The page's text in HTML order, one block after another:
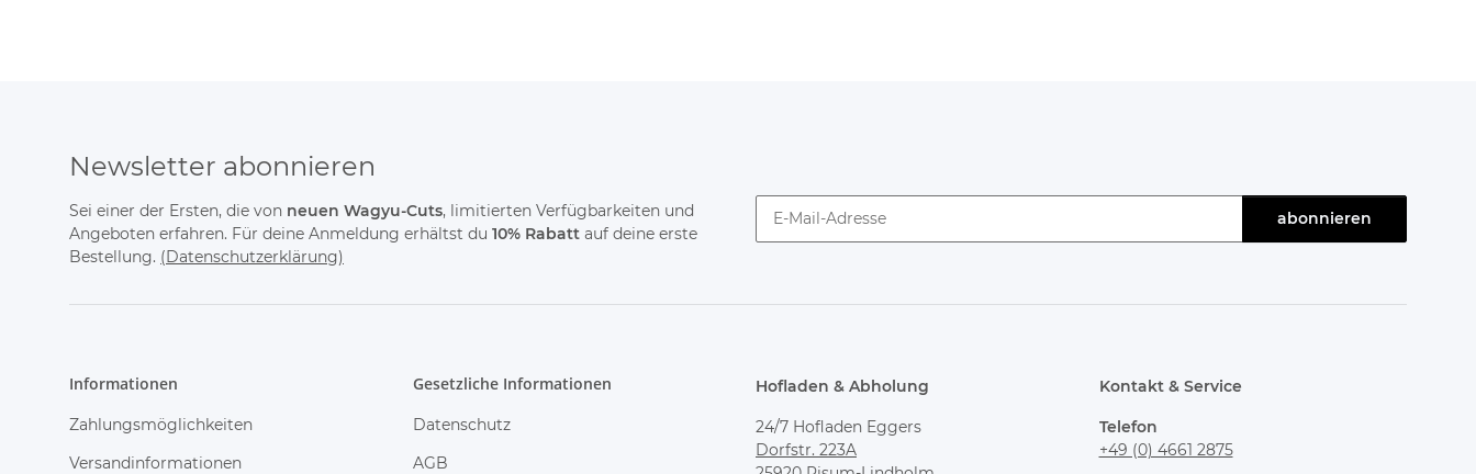
Newsletter abonnieren
Sei einer der Ersten, die von neuen Wagyu-Cuts, limitierten Verfügbarkeiten und
Angeboten erfahren. Für deine Anmeldung erhältst du 10% Rabatt auf deine erste
Bestellung. (Datenschutzerklärung)
abonnieren
Informationen
Zahlungsmöglichkeiten
Versandinformationen
Gesetzliche Informationen
Datenschutz
AGB
Hofladen & Abholung
24/7 Hofladen Eggers
Dorfstr. 223A
Kontakt & Service
Telefon
+49 (0) 4661 2875